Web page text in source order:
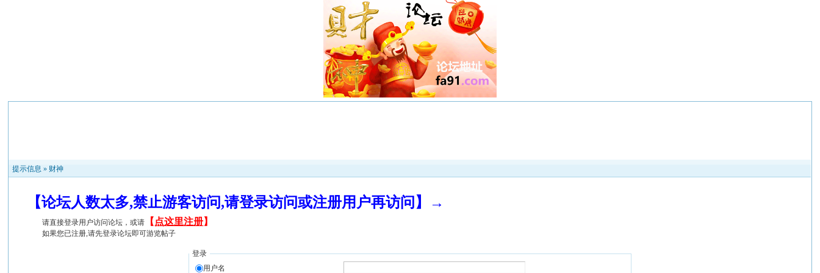
提示信息 » 财神
【论坛人数太多,禁止游客访问,请登录访问或注册用户再访问】→
请直接登录用户访问论坛，或请 【 点这里注册】
如果您已注册,请先登录论坛即可游览帖子
登录
用户名